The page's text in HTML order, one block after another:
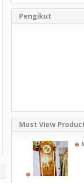
Pengikut
Most View